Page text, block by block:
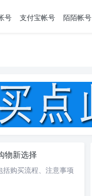
号 支付宝帐号 陌陌帐号
物新选择
购买流程、注意事项